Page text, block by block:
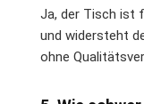
Ja, der Tisch ist
und widersteht
ohne